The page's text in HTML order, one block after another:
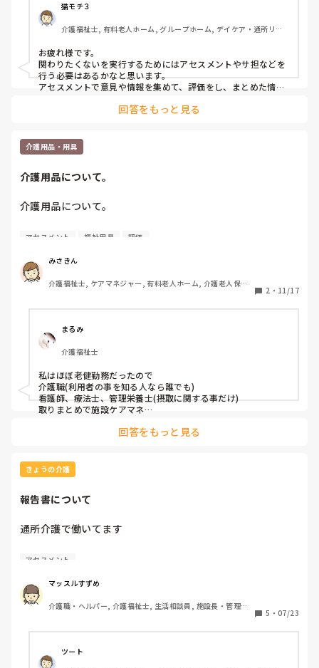
近くで話すだけでも手を伸ばしてくるからアセスメントも何
も、あんまり関わりたくない。
猫モチ３
介護福祉士, 有料老人ホーム, グループホーム, デイケア・通所リハ,
お疲れ様です。
関わりたくないを実行するためにはアセスメントやサ担などを
行う必要はあるかなと思います。
アセスメントで意見や情報を集めて、評価をし、まとめた情報
があるので関わりを減らさなくてはいけないことやそれによっ
それが困ると家族が言うなら他の施設を利用してもらえばいい
と思います。選ぶ権利はあるんですから。セクハラや暴力に耐
るので断る理由にもなりますし。
回答をもっと見る
介護用品・用具
介護用品について。
介護用品について。
利用者さんのADLの変化などに伴い、介護用品を検討する場
絡などを行いますか？
私の働いていた場所では主任、居室担当などでした。
アセスメント 福祉用具 評価
みさきん
介護福祉士, ケアマネジャー, 有料老人ホーム, 介護老人保健
2 ・ 11/17
まるみ
介護福祉士
私はほぼ老健勤務だったので
介護職(利用者の事を知る人なら誰でも)
看護師、療法士、管理栄養士(摂取に関する事だけ)
取りまとめで施設ケアマネ
逆に主任や居担だから出ると言うのは無かったです。そう決め
回答をもっと見る
きょうの介護
報告書について
通所介護で働いてます
介護保険の更新やサービス追加などの担当者会議に出席した
約をした際にもアセスメントだけでなく担当者会議をしたと
いう議事録を作成しなくてはいけないのでしょうか？詳しい
方教えてください、、、。
アセスメント
マッスルすずめ
介護職・ヘルパー, 介護福祉士, 生活相談員, 施設長・管理職,
5 ・ 07/23
ツート